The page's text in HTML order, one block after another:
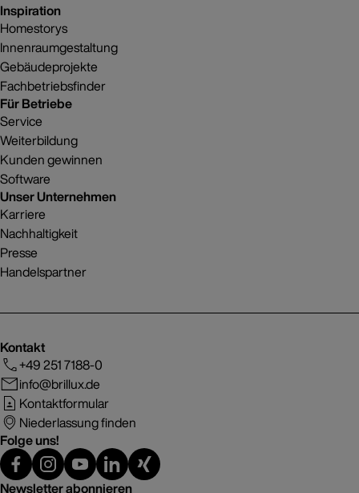
Inspiration
Homestorys
Innenraumgestaltung
Gebäudeprojekte
Fachbetriebsfinder
Für Betriebe
Service
Weiterbildung
Kunden gewinnen
Software
Unser Unternehmen
Karriere
Nachhaltigkeit
Presse
Handelspartner
Kontakt
+49 251 7188-0
info@brillux.de
Kontaktformular
Niederlassung finden
Folge uns!
Newsletter abonnieren